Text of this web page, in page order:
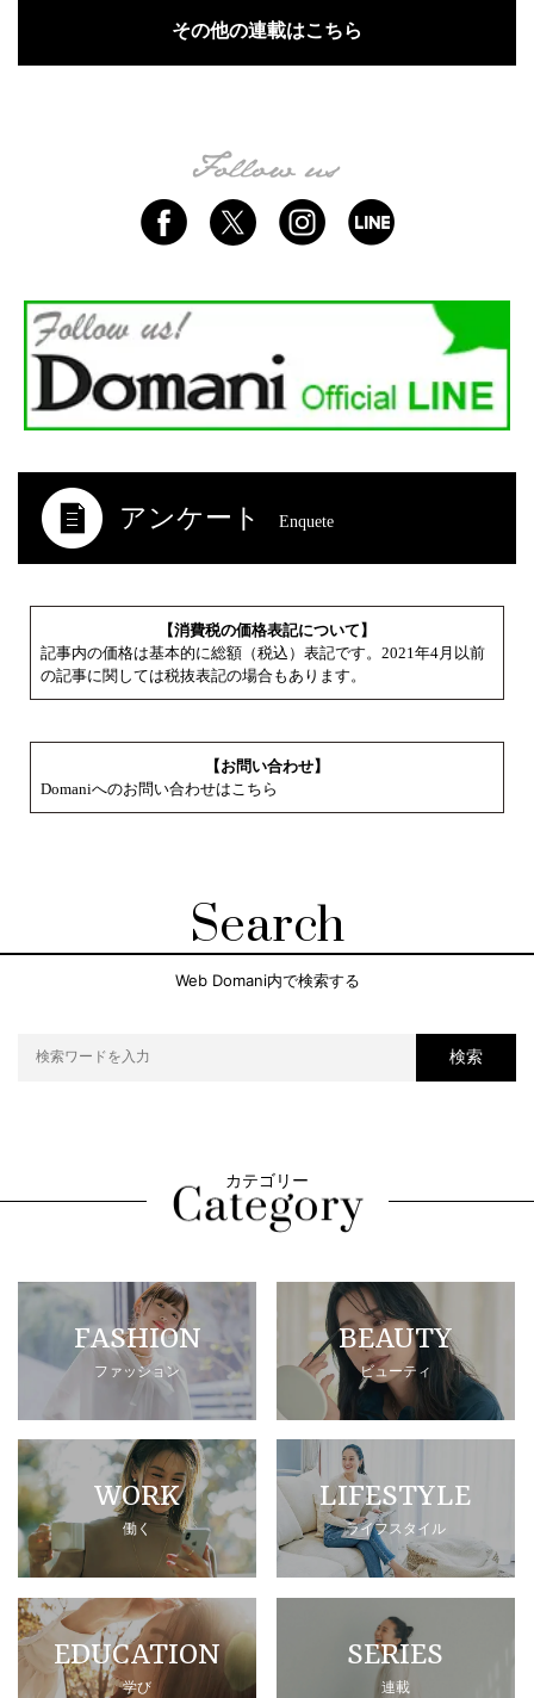
その他の連載はこちら
アンケート Enquete
【消費税の価格表記について】
記事内の価格は基本的に総額（税込）表記です。2021年4月以前
の記事に関しては税抜表記の場合もあります。
【お問い合わせ】
Domaniへのお問い合わせはこちら
Search
Web Domani内で検索する
検索
カテゴリー
FASHION
ファッション
BEAUTY
ビューティ
WORK
働く
LIFESTYLE
ライフスタイル
EDUCATION
学び
SERIES
連載